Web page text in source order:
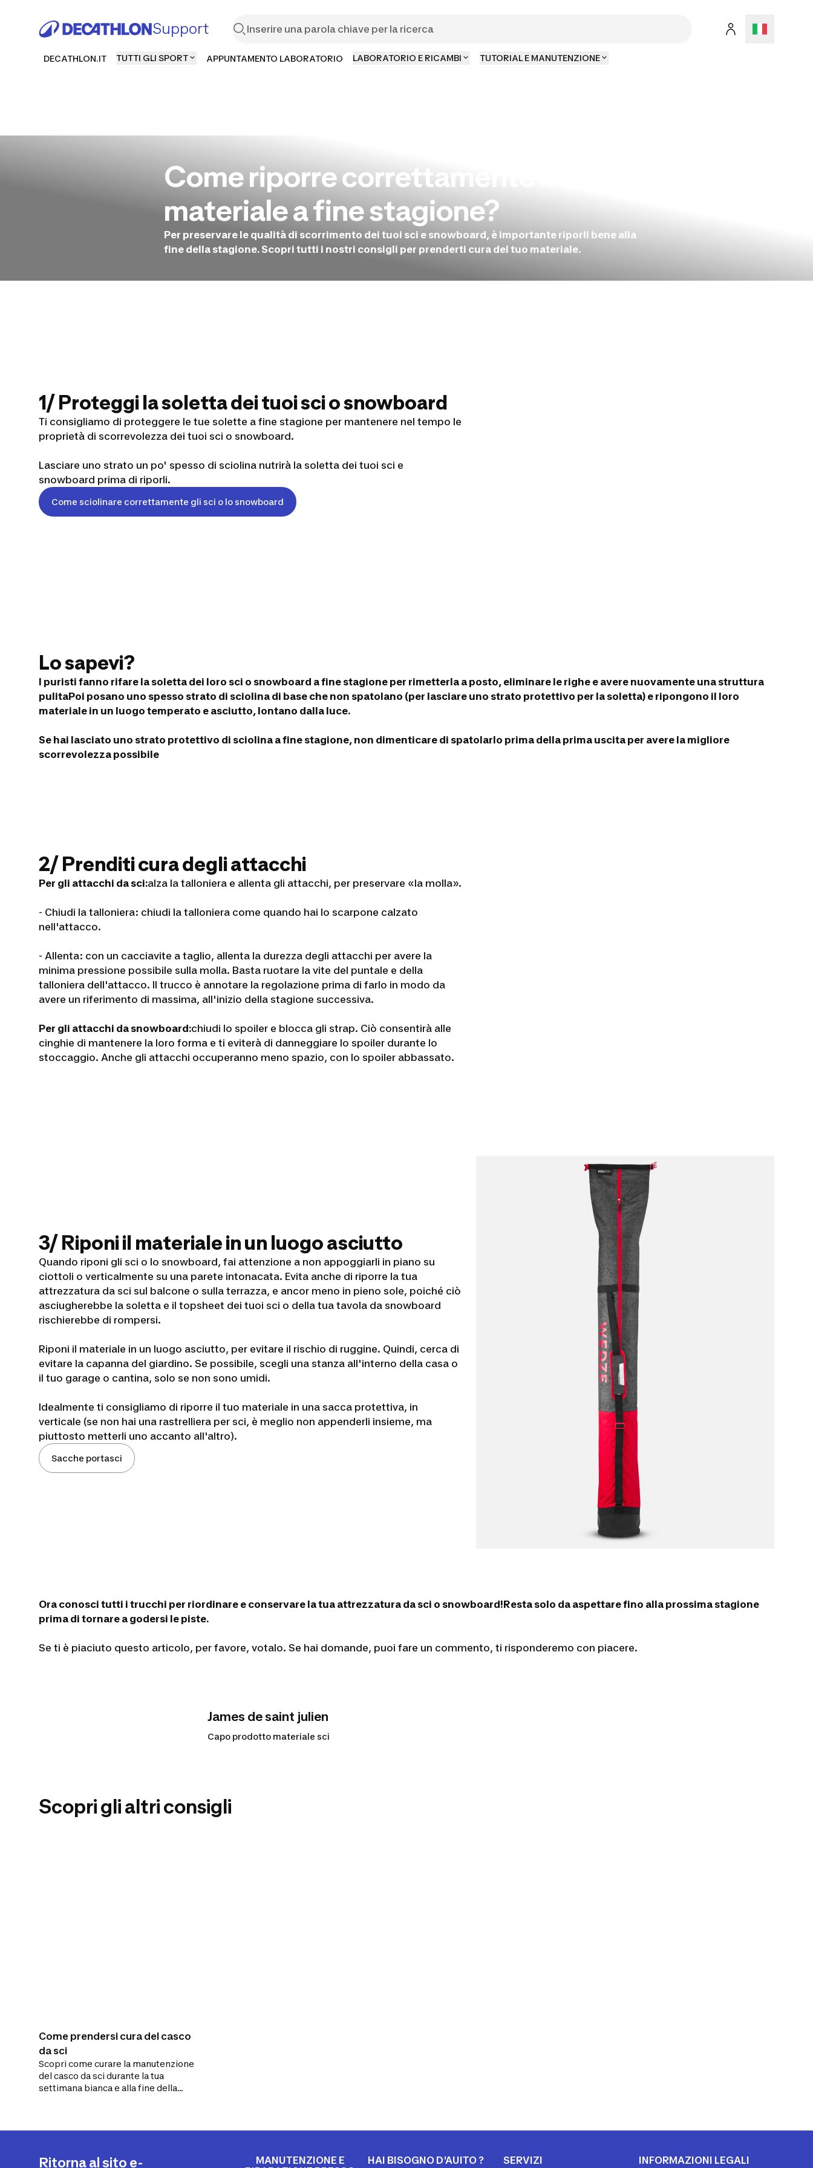
Support
DECATHLON.IT TUTTI GLI SPORT APPUNTAMENTO LABORATORIO LABORATORIO E RICAMBI TUTORIAL E MANUTENZIONE
Come riporre correttamente il
materiale a fine stagione?
Per preservare le qualità di scorrimento dei tuoi sci e snowboard, è importante riporli bene alla
fine della stagione. Scopri tutti i nostri consigli per prenderti cura del tuo materiale.
1/ Proteggi la soletta dei tuoi sci o snowboard
Ti consigliamo di proteggere le tue solette a fine stagione per mantenere nel tempo le
proprietà di scorrevolezza dei tuoi sci o snowboard.
Lasciare uno strato un po' spesso di sciolina nutrirà la soletta dei tuoi sci e
snowboard prima di riporli.
Come sciolinare correttamente gli sci o lo snowboard
Lo sapevi?
I puristi fanno rifare la soletta dei loro sci o snowboard a fine stagione per rimetterla a posto, eliminare le righe e avere nuovamente una struttura
pulitaPoi posano uno spesso strato di sciolina di base che non spatolano (per lasciare uno strato protettivo per la soletta) e ripongono il loro
materiale in un luogo temperato e asciutto, lontano dalla luce.
Se hai lasciato uno strato protettivo di sciolina a fine stagione, non dimenticare di spatolarlo prima della prima uscita per avere la migliore
scorrevolezza possibile
2/ Prenditi cura degli attacchi
Per gli attacchi da sci:alza la talloniera e allenta gli attacchi, per preservare «la molla».
- Chiudi la talloniera: chiudi la talloniera come quando hai lo scarpone calzato
nell'attacco.
- Allenta: con un cacciavite a taglio, allenta la durezza degli attacchi per avere la
minima pressione possibile sulla molla. Basta ruotare la vite del puntale e della
talloniera dell'attacco. Il trucco è annotare la regolazione prima di farlo in modo da
avere un riferimento di massima, all'inizio della stagione successiva.
Per gli attacchi da snowboard:chiudi lo spoiler e blocca gli strap. Ciò consentirà alle
cinghie di mantenere la loro forma e ti eviterà di danneggiare lo spoiler durante lo
stoccaggio. Anche gli attacchi occuperanno meno spazio, con lo spoiler abbassato.
3/ Riponi il materiale in un luogo asciutto
Quando riponi gli sci o lo snowboard, fai attenzione a non appoggiarli in piano su
ciottoli o verticalmente su una parete intonacata. Evita anche di riporre la tua
attrezzatura da sci sul balcone o sulla terrazza, e ancor meno in pieno sole, poiché ciò
asciugherebbe la soletta e il topsheet dei tuoi sci o della tua tavola da snowboard
rischierebbe di rompersi.
Riponi il materiale in un luogo asciutto, per evitare il rischio di ruggine. Quindi, cerca di
evitare la capanna del giardino. Se possibile, scegli una stanza all'interno della casa o
il tuo garage o cantina, solo se non sono umidi.
Idealmente ti consigliamo di riporre il tuo materiale in una sacca protettiva, in
verticale (se non hai una rastrelliera per sci, è meglio non appenderli insieme, ma
piuttosto metterli uno accanto all'altro).
Sacche portasci
Ora conosci tutti i trucchi per riordinare e conservare la tua attrezzatura da sci o snowboard!Resta solo da aspettare fino alla prossima stagione
prima di tornare a godersi le piste.
Se ti è piaciuto questo articolo, per favore, votalo. Se hai domande, puoi fare un commento, ti risponderemo con piacere.
James de saint julien
Capo prodotto materiale sci
Scopri gli altri consigli
Come prendersi cura del casco
da sci
Scopri come curare la manutenzione
del casco da sci durante la tua
settimana bianca e alla fine della
Ritorna al sito e-
MANUTENZIONE E
HAI BISOGNO D'AUITO ?
SERVIZI
INFORMAZIONI LEGALI